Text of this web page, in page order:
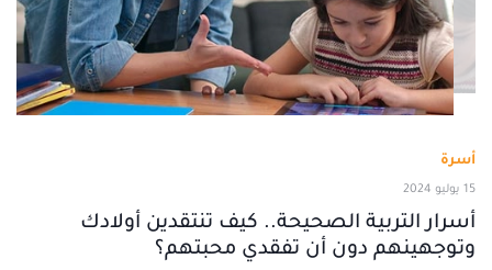
أسرة
15 يوليو 2024
أسرار التربية الصحيحة.. كيف تنتقدين أولادك
وتوجهينهم دون أن تفقدي محبتهم؟